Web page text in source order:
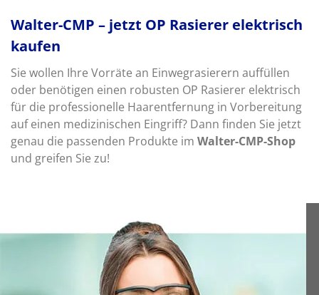
Walter-CMP – jetzt OP Rasierer elektrisch
kaufen
Sie wollen Ihre Vorräte an Einwegrasierern auffüllen
oder benötigen einen robusten OP Rasierer elektrisch
für die professionelle Haarentfernung in Vorbereitung
auf einen medizinischen Eingriff? Dann finden Sie jetzt
genau die passenden Produkte im Walter-CMP-Shop
und greifen Sie zu!